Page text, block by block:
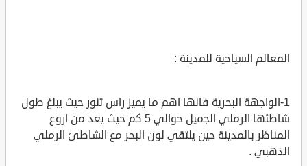
المعالم السياحية للمدينة :
1-الواجهة البحرية فانها اهم ما يميز راس تنور حيث يبلغ طول
شاطئها الرملي الجميل حوالي 5 كم حيث يعد من اروع
المناظر بالمدينة حين يلتقي لون البحر مع الشاطئ الرملي
الذهبي .